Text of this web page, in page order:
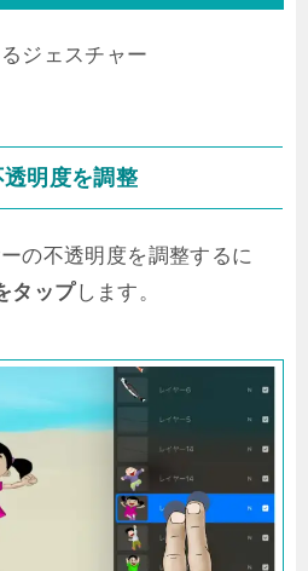
ジェスチャー
明度を調整
の不透明度を調整するに
タップします。